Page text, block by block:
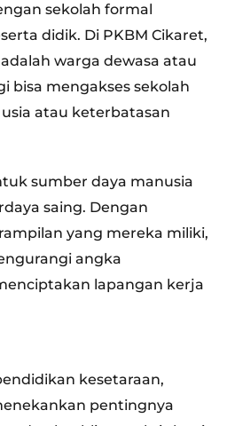
sekolah formal
didik. Di PKBM Cikaret,
warga dewasa atau
bisa mengakses sekolah
atau keterbatasan
sumber daya manusia
saing. Dengan
yang mereka miliki,
angka
lapangan kerja
kesetaraan,
pentingnya